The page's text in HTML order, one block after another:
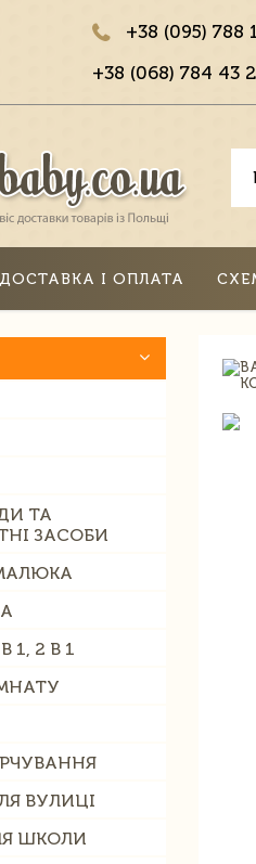
+38 (095) 788
+38 (068) 784 43
ДОСТАВКА І ОПЛАТА
ТА
ЗАСОБИ
1, 2 В 1
ВУЛИЦІ
ШКОЛИ